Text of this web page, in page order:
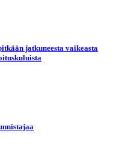
jatkuneesta vaikeasta